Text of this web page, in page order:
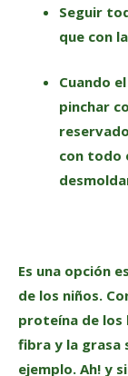
Seguir
que con
Cuando
pinchar
con todo
Es una opción
de los niños.
proteína de los
fibra y la grasa
ejemplo. Ah! y